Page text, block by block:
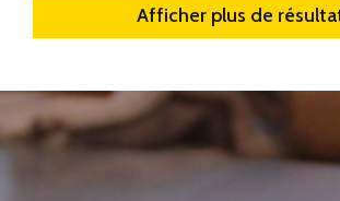
Afficher plus de